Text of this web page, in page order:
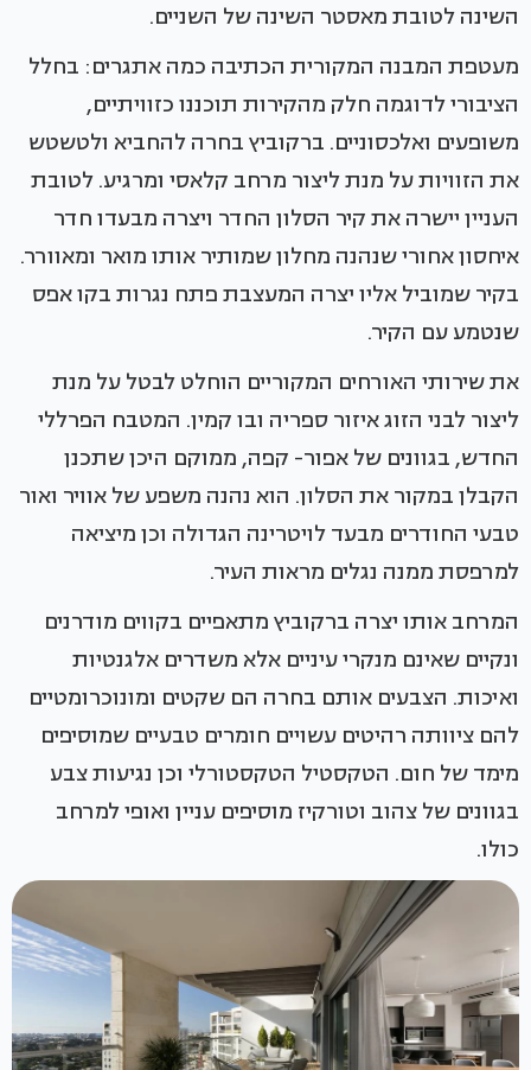
השינה לטובת מאסטר השינה של השניים.
מעטפת המבנה המקורית הכתיבה כמה אתגרים: בחלל
הציבורי לדוגמה חלק מהקירות תוכננו כזוויתיים,
משופעים ואלכסוניים. ברקוביץ בחרה להחביא ולטשטש
את הזוויות על מנת ליצור מרחב קלאסי ומרגיע. לטובת
העניין יישרה את קיר הסלון החדר ויצרה מבעדו חדר
איחסון אחורי שנהנה מחלון שמותיר אותו מואר ומאוורר.
בקיר שמוביל אליו יצרה המעצבת פתח נגרות בקו אפס
שנטמע עם הקיר.
את שירותי האורחים המקוריים הוחלט לבטל על מנת
ליצור לבני הזוג איזור ספריה ובו קמין. המטבח הפרללי
החדש, בגוונים של אפור- קפה, ממוקם היכן שתכנן
הקבלן במקור את הסלון. הוא נהנה משפע של אוויר ואור
טבעי החודרים מבעד לויטרינה הגדולה וכן מיציאה
למרפסת ממנה נגלים מראות העיר.
המרחב אותו יצרה ברקוביץ מתאפיים בקווים מודרנים
ונקיים שאינם מנקרי עיניים אלא משדרים אלגנטיות
ואיכות. הצבעים אותם בחרה הם שקטים ומונוכרומטיים
להם ציוותה רהיטים עשויים חומרים טבעיים שמוסיפים
מימד של חום. הטקסטיל הטקסטורלי וכן נגיעות צבע
בגוונים של צהוב וטורקיז מוסיפים עניין ואופי למרחב
כולו.